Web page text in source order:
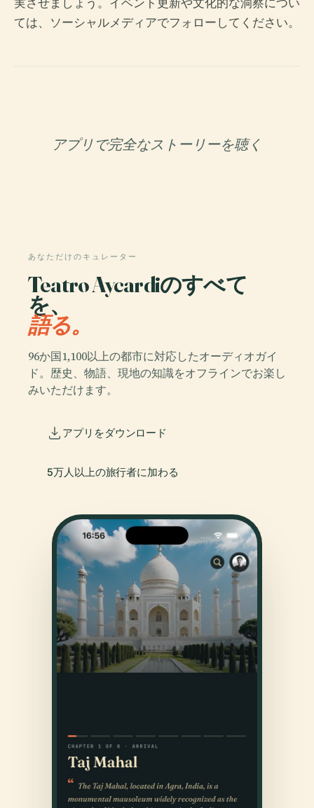
実させましょう。イベント更新や文化的な洞察につい
ては、ソーシャルメディアでフォローしてください。
アプリで完全なストーリーを聴く
あなただけのキュレーター
Teatro Aycardiのすべて
を、
語る。
96か国1,100以上の都市に対応したオーディオガイ
ド。歴史、物語、現地の知識をオフラインでお楽し
みいただけます。
アプリをダウンロード
5万人以上の旅行者に加わる